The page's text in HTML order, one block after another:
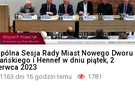
Sesja Rady Miast Nowego Dworu
i Hennef w dniu piątek, 2
2023
1163 dni 16 godzin temu 1781